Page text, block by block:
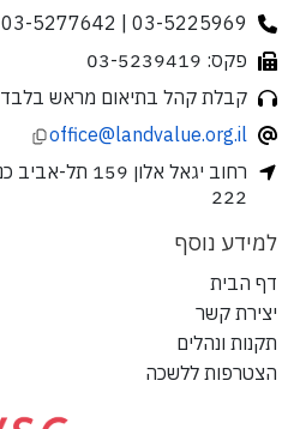
03-5225969 | 03-5277642
פקס: 03-5239419
קבלת קהל בתיאום מראש בלבד
office@landvalue.org.il
222
למידע נוסף
דף הבית
יצירת קשר
תקנות ונהלים
הצטרפות ללשכה